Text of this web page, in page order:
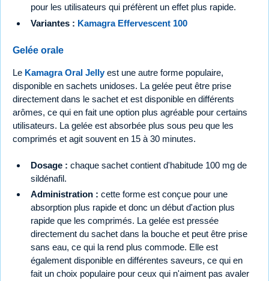
pour les utilisateurs qui préfèrent un effet plus rapide.
Variantes : Kamagra Effervescent 100
Gelée orale
Le Kamagra Oral Jellyest une autre forme populaire,
disponible en sachets unidoses. La gelée peut être prise
directement dans le sachet et est disponible en différents
arômes, ce qui en fait une option plus agréable pour certains
utilisateurs. La gelée est absorbée plus sous peu que les
comprimés et agit souvent en 15 à 30 minutes.
Dosage : chaque sachet contient d'habitude 100 mg de
sildénafil.
Administration : cette forme est conçue pour une
absorption plus rapide et donc un début d'action plus
rapide que les comprimés. La gelée est pressée
directement du sachet dans la bouche et peut être prise
sans eau, ce qui la rend plus commode. Elle est
également disponible en différentes saveurs, ce qui en
fait un choix populaire pour ceux qui n'aiment pas avaler